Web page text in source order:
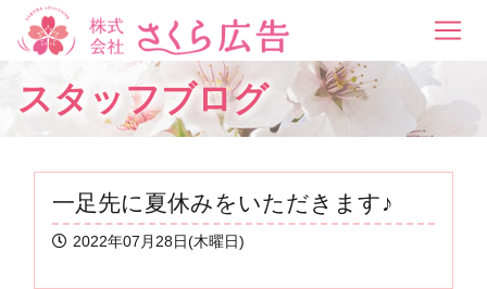
スタッフブログ
一足先に夏休みをいただきます♪
2022年07月28日(木曜日)